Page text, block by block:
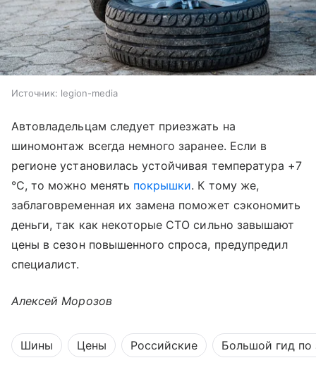
Источник: legion-media
Автовладельцам следует приезжать на
шиномонтаж всегда немного заранее. Если в
регионе установилась устойчивая температура +7
°C, то можно менять покрышки. К тому же,
заблаговременная их замена поможет сэкономить
деньги, так как некоторые СТО сильно завышают
цены в сезон повышенного спроса, предупредил
специалист.
Алексей Морозов
Шины Цены Российские Большой гид по